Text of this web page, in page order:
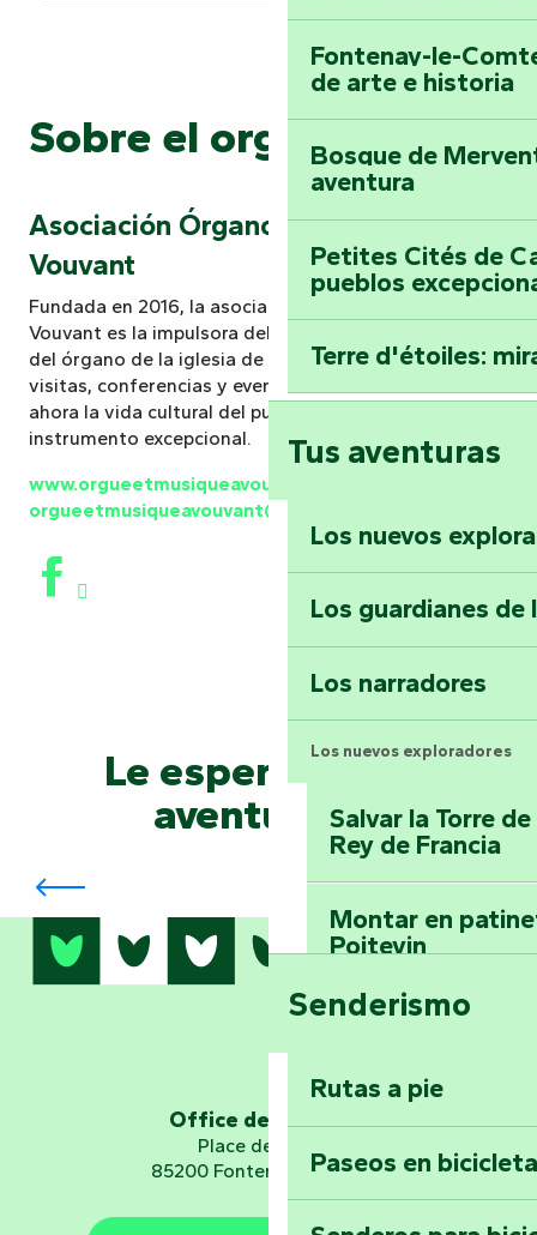
Fontenay-le-
de arte e historia
Bosque de
aventura
Petites Cités de
pueblos
Terre d'étoiles:
Tus aventuras
Los nuevos
Los guardianes de
Los narradores
Los nuevos exploradores
Salvar la Torre
Rey de Francia
Montar en
Poitevin
Domine los
Vouvant
Embárquese en
Planetario
Senderismo
Rutas a pie
Paseos en
Sobre el organizador
Asociación Órgano y Música de
Vouvant
Fundada en 2016, la asociación Orgue & Musique à
Vouvant es la impulsora del proyecto de construcción
del órgano de la iglesia de Notre-Dame. Conciertos,
visitas, conferencias y eventos musicales puntúan
ahora la vida cultural del pueblo en torno a este
instrumento excepcional.
www.orgueetmusiqueavouvant.com
orgueetmusiqueavouvant@orange.fr
Le esperan otras
aventuras...
Festival de Teatro de Terranova
Office de tourisme
Place de Verdun
85200 Fontenay-le-Comte